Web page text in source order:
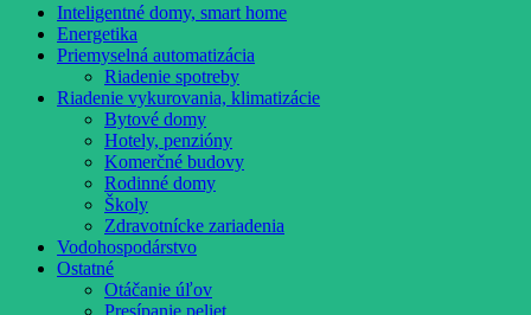
Inteligentné domy, smart home
Energetika
Priemyselná automatizácia
Riadenie spotreby
Riadenie vykurovania, klimatizácie
Bytové domy
Hotely, penzióny
Komerčné budovy
Rodinné domy
Školy
Zdravotnícke zariadenia
Vodohospodárstvo
Ostatné
Otáčanie úľov
Presípanie peliet